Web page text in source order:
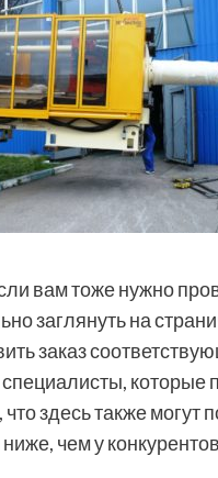
вам тоже нужно
заглянуть на
заказ
которые
здесь также
чем у